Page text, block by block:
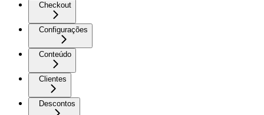
Checkout
Configurações
Conteúdo
Clientes
Descontos